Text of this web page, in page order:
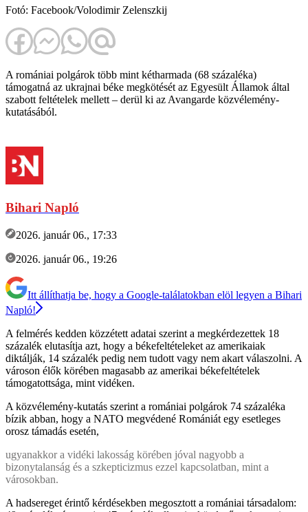
Fotó: Facebook/Volodimir Zelenszkij
A romániai polgárok több mint kétharmada (68 százaléka)
támogatná az ukrajnai béke megkötését az Egyesült Államok által
szabott feltételek mellett – derül ki az Avangarde közvélemény-
kutatásából.
Bihari Napló
2026. január 06., 17:33
2026. január 06., 19:26
Itt állíthatja be, hogy a Google-találatokban elöl legyen a Bihari
Napló!
A felmérés kedden közzétett adatai szerint a megkérdezettek 18
százalék elutasítja azt, hogy a békefeltételeket az amerikaiak
diktálják, 14 százalék pedig nem tudott vagy nem akart válaszolni. A
városon élők körében magasabb az amerikai békefeltételek
támogatottsága, mint vidéken.
A közvélemény-kutatás szerint a romániai polgárok 74 százaléka
bízik abban, hogy a NATO megvédené Romániát egy esetleges
orosz támadás esetén,
ugyanakkor a vidéki lakosság körében jóval nagyobb a
bizonytalanság és a szkepticizmus ezzel kapcsolatban, mint a
városokban.
A hadsereget érintő kérdésekben megosztott a romániai társadalom: